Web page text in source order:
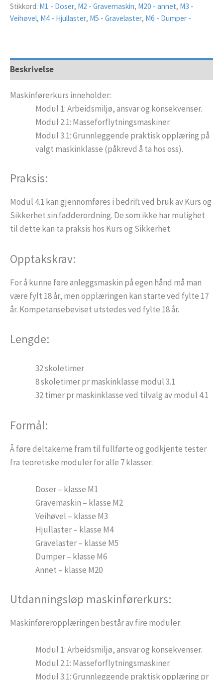
Stikkord: M1 - Doser, M2 - Gravemaskin, M20 - annet, M3 -
Veihøvel, M4 - Hjullaster, M5 - Gravelaster, M6 - Dumper -
Beskrivelse
Maskinførerkurs inneholder:
Modul 1: Arbeidsmiljø, ansvar og konsekvenser.
Modul 2.1: Masseforflytningsmaskiner.
Modul 3.1: Grunnleggende praktisk opplæring på
valgt maskinklasse (påkrevd å ta hos oss).
Praksis:
Modul 4.1 kan gjennomføres i bedrift ved bruk av Kurs og
Sikkerhet sin fadderordning. De som ikke har mulighet
til dette kan ta praksis hos Kurs og Sikkerhet.
Opptakskrav:
For å kunne føre anleggsmaskin på egen hånd må man
være fylt 18 år, men opplæringen kan starte ved fylte 17
år. Kompetansebeviset utstedes ved fylte 18 år.
Lengde:
32 skoletimer
8 skoletimer pr maskinklasse modul 3.1
32 timer pr maskinklasse ved tilvalg av modul 4.1
Formål:
Å føre deltakerne fram til fullførte og godkjente tester
fra teoretiske moduler for alle 7 klasser:
Doser – klasse M1
Gravemaskin – klasse M2
Veihøvel – klasse M3
Hjullaster – klasse M4
Gravelaster – klasse M5
Dumper – klasse M6
Annet – klasse M20
Utdanningsløp maskinførerkurs:
Maskinføreropplæringen består av fire moduler:
Modul 1: Arbeidsmiljø, ansvar og konsekvenser.
Modul 2.1: Masseforflytningsmaskiner.
Modul 3.1: Grunnleggende praktisk opplæring pr